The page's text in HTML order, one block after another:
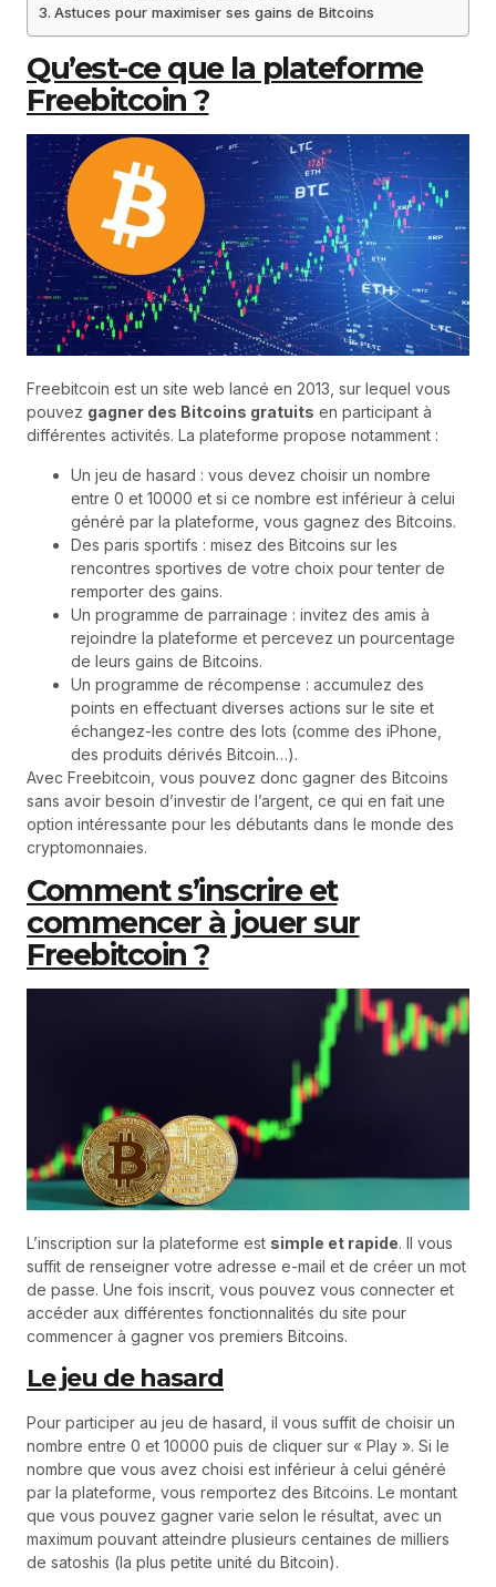
Astuces pour maximiser ses gains de Bitcoins
Qu’est-ce que la plateforme
Freebitcoin ?
Freebitcoin est un site web lancé en 2013, sur lequel vous
pouvez gagner des Bitcoins gratuits en participant à
différentes activités. La plateforme propose notamment :
Un jeu de hasard : vous devez choisir un nombre
entre 0 et 10000 et si ce nombre est inférieur à celui
généré par la plateforme, vous gagnez des Bitcoins.
Des paris sportifs : misez des Bitcoins sur les
rencontres sportives de votre choix pour tenter de
remporter des gains.
Un programme de parrainage : invitez des amis à
rejoindre la plateforme et percevez un pourcentage
de leurs gains de Bitcoins.
Un programme de récompense : accumulez des
points en effectuant diverses actions sur le site et
échangez-les contre des lots (comme des iPhone,
des produits dérivés Bitcoin…).
Avec Freebitcoin, vous pouvez donc gagner des Bitcoins
sans avoir besoin d’investir de l’argent, ce qui en fait une
option intéressante pour les débutants dans le monde des
cryptomonnaies.
Comment s’inscrire et
commencer à jouer sur
Freebitcoin ?
L’inscription sur la plateforme est simple et rapide. Il vous
suffit de renseigner votre adresse e-mail et de créer un mot
de passe. Une fois inscrit, vous pouvez vous connecter et
accéder aux différentes fonctionnalités du site pour
commencer à gagner vos premiers Bitcoins.
Le jeu de hasard
Pour participer au jeu de hasard, il vous suffit de choisir un
nombre entre 0 et 10000 puis de cliquer sur « Play ». Si le
nombre que vous avez choisi est inférieur à celui généré
par la plateforme, vous remportez des Bitcoins. Le montant
que vous pouvez gagner varie selon le résultat, avec un
maximum pouvant atteindre plusieurs centaines de milliers
de satoshis (la plus petite unité du Bitcoin).